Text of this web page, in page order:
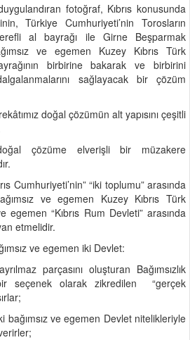
fotoğraf, Kıbrıs konusunda
Türkiye Cumhuriyeti’nin Torosların
al bayrağı ile Girne Beşparmak
ve egemen Kuzey Kıbrıs Türk
birbirine bakarak ve birbirini
sağlayacak bir çözüm
doğal çözümün alt yapısını çeşitli
çözüme elverişli bir müzakere
Cumhuriyeti’nin” “iki toplumu” arasında
ve egemen Kuzey Kıbrıs Türk
egemen “Kıbrıs Rum Devleti” arasında
etmelidir.
ve egemen iki Devlet:
parçasını oluşturan Bağımsızlık
seçenek olarak zikredilen “gerçek
bağımsız ve egemen Devlet nitelikleriyle